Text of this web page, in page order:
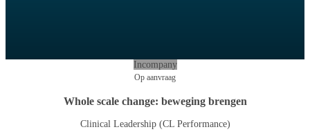
Incompany
Op aanvraag
Whole scale change: beweging brengen
Clinical Leadership (CL Performance)